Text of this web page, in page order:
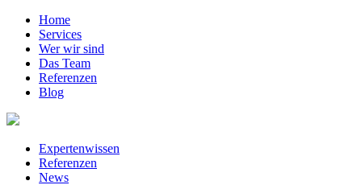
Home
Services
Wer wir sind
Das Team
Referenzen
Blog
Expertenwissen
Referenzen
News